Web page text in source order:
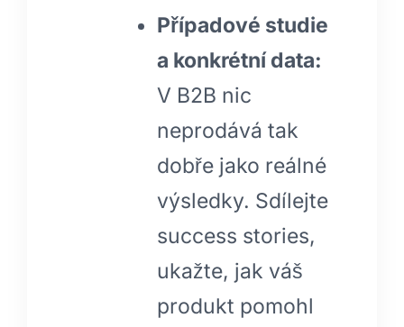
Případové studie
a konkrétní data:
V B2B nic
neprodává tak
dobře jako reálné
výsledky. Sdílejte
success stories,
ukažte, jak váš
produkt pomohl